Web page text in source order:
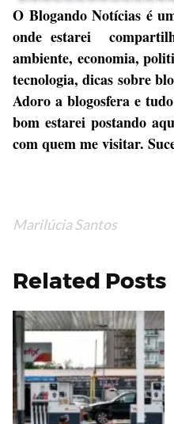
O Blogando Notícias é
onde estarei
ambiente, economia,
tecnologia, dicas sobre
Adoro a blogosfera e
bom estarei postando
com quem me visitar.
Marilúcia Santos
Related Posts